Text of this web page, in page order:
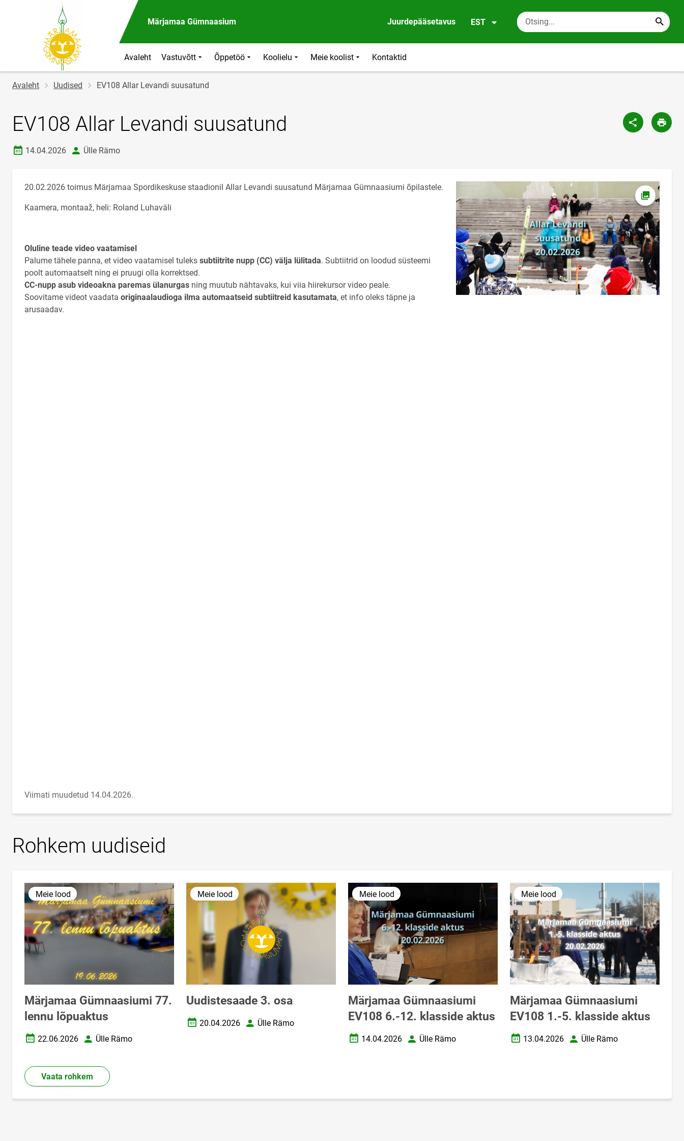
Märjamaa Gümnaasium Juurdepääsetavus EST
Avaleht Vastuvõtt Õppetöö Koolielu Meie koolist Kontaktid
Jälglink
Avaleht Uudised EV108 Allar Levandi suusatund
EV108 Allar Levandi suusatund
Loomise kuupäev
14.04.2026 autorÜlle Rämo
20.02.2026 toimus Märjamaa Spordikeskuse staadionil Allar Levandi suusatund Märjamaa Gümnaasiumi õpilastele.
Kaamera, montaaž, heli: Roland Luhaväli
Oluline teade video vaatamisel
Palume tähele panna, et video vaatamisel tuleks subtiitrite nupp (CC) välja lülitada. Subtiitrid on loodud süsteemi
poolt automaatselt ning ei pruugi olla korrektsed.
CC-nupp asub videoakna paremas ülanurgas ning muutub nähtavaks, kui viia hiirekursor video peale.
Soovitame videot vaadata originaalaudioga ilma automaatseid subtiitreid kasutamata, et info oleks täpne ja
arusaadav.
Ava foto
Viimati muudetud 14.04.2026.
Rohkem uudiseid
Meie lood
Märjamaa Gümnaasiumi 77.
lennu lõpuaktus
Loomise kuupäev
22.06.2026 AutorÜlle Rämo
Meie lood
Uudistesaade 3. osa
Loomise kuupäev
20.04.2026 AutorÜlle Rämo
Meie lood
Märjamaa Gümnaasiumi
EV108 6.-12. klasside aktus
Loomise kuupäev
14.04.2026 AutorÜlle Rämo
Meie lood
Märjamaa Gümnaasiumi
EV108 1.-5. klasside aktus
Loomise kuupäev
13.04.2026 AutorÜlle Rämo
Vaata rohkem